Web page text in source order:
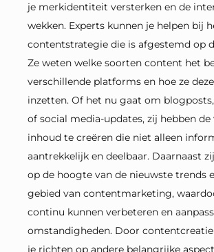
je merkidentiteit versterken en de
wekken. Experts kunnen je helpen bij
contentstrategie die is afgestemd op
Ze weten welke soorten content het
verschillende platforms en hoe ze
inzetten. Of het nu gaat om
of social media-updates, zij hebben
inhoud te creëren die niet alleen
aantrekkelijk en deelbaar. Daarnaast
op de hoogte van de nieuwste trends
gebied van contentmarketing,
continu kunnen verbeteren en
omstandigheden. Door
je richten op andere belangrijke